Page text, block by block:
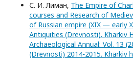
С. И. Лиман, The Empire of
courses and Research of
of Russian empire (XIX — early
Antiquities (Drevnosti). Kharkiv
Archaeological Annual: Vol. 13
(Drevnosti) 2014-2015. Kharkiv